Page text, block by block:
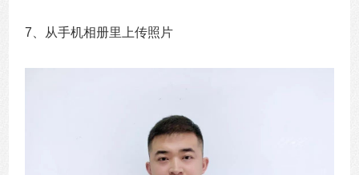
7、从手机相册里上传照片